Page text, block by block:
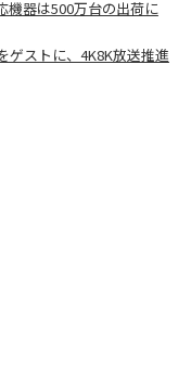
機器は500万台の出荷に
ゲストに、4K8K放送推進